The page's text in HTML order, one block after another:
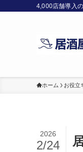
4,000店舗導入
ホーム お役立
2026
2/24